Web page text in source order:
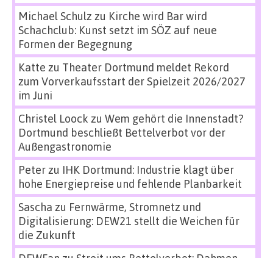
Michael Schulz zu Kirche wird Bar wird
Schachclub: Kunst setzt im SÖZ auf neue
Formen der Begegnung
Katte zu Theater Dortmund meldet Rekord
zum Vorverkaufsstart der Spielzeit 2026/2027
im Juni
Christel Loock zu Wem gehört die Innenstadt?
Dortmund beschließt Bettelverbot vor der
Außengastronomie
Peterzu IHK Dortmund: Industrie klagt über
hohe Energiepreise und fehlende Planbarkeit
Sascha zu Fernwärme, Stromnetz und
Digitalisierung: DEW21 stellt die Weichen für
die Zukunft